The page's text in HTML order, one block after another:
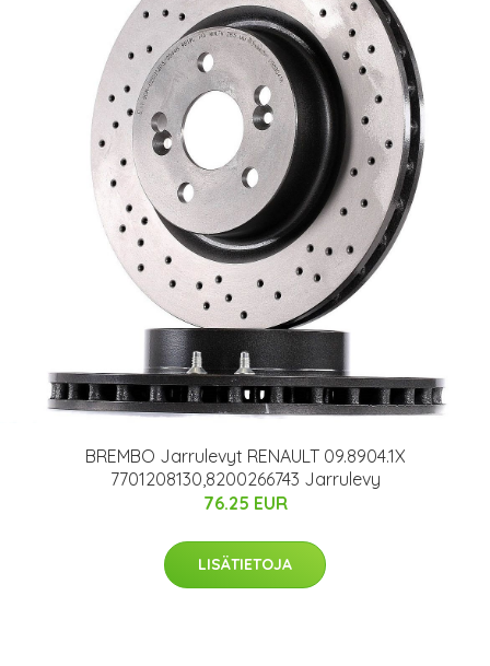
BREMBO Jarrulevyt RENAULT 09.8904.1X
7701208130,8200266743 Jarrulevy
76.25 EUR
LISÄTIETOJA